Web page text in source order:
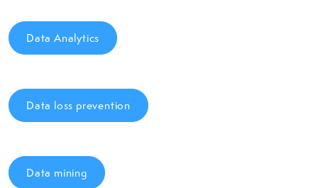
Data Analytics
Data loss prevention
Data mining